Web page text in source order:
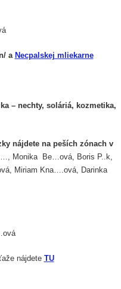
a Necpalskej mliekarne
– nechty, soláriá, kozmetika,
nájdete na peších zónach v
Monika Be…ová, Boris P..k,
Miriam Kna….ová, Darinka
nájdete TU